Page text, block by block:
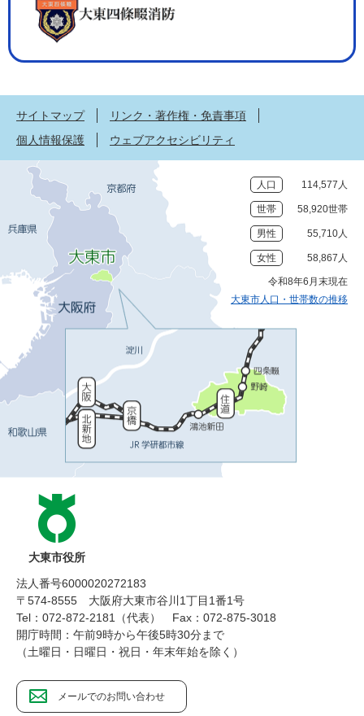
サイトマップ
リンク・著作権・免責事項
個人情報保護
ウェブアクセシビリティ
人口 114,577人
世帯 58,920世帯
男性 55,710人
女性 58,867人
令和8年6月末現在
大東市人口・世帯数の推移
大東市役所
法人番号6000020272183
〒574-8555 大阪府大東市谷川1丁目1番1号
Tel：072-872-2181（代表）
Fax：072-875-3018
開庁時間：午前9時から午後5時30分まで
（土曜日・日曜日・祝日・年末年始を除く）
メールでのお問い合わせ